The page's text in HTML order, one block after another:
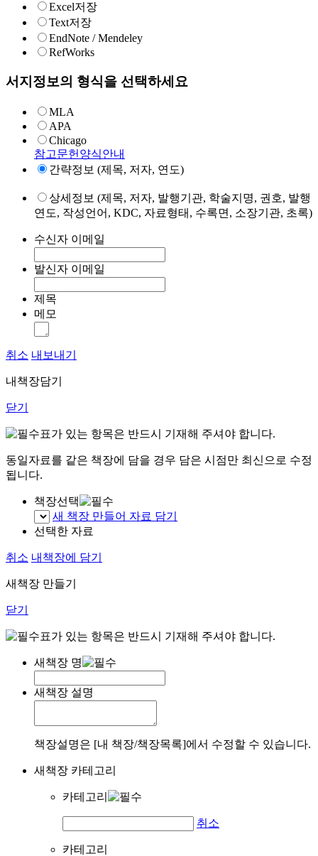
Excel저장
Text저장
EndNote / Mendeley
RefWorks
서지정보의 형식을 선택하세요
MLA
APA
Chicago
참고문헌양식안내
간략정보 (제목, 저자, 연도)
상세정보 (제목, 저자, 발행기관, 학술지명, 권호, 발행
연도, 작성언어, KDC, 자료형태, 수록면, 소장기관, 초록)
수신자 이메일
발신자 이메일
제목
메모
취소 내보내기
내책장담기
닫기
표가 있는 항목은 반드시 기재해 주셔야 합니다.
동일자료를 같은 책장에 담을 경우 담은 시점만 최신으로 수정
됩니다.
책장선택
새 책장 만들어 자료 담기
선택한 자료
취소 내책장에 담기
새책장 만들기
닫기
표가 있는 항목은 반드시 기재해 주셔야 합니다.
새책장 명
새책장 설명
책장설명은 [내 책장/책장목록]에서 수정할 수 있습니다.
새책장 카테고리
카테고리
취소
카테고리